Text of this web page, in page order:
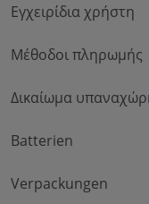
Εγχειρίδια χρήστη
Μέθοδοι πληρωμής
Δικαίωμα
Batterien
Verpackungen